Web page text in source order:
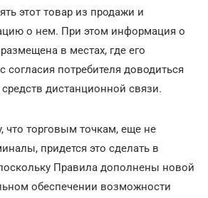
этот товар из продажи и
о нем. При этом информация о
в местах, где его
согласия потребителя доводиться
дистанционной связи.
что торговым точкам, еще не
придется это сделать в
Правила дополнены новой
обеспечении возможности